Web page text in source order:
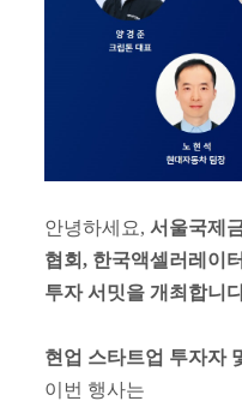
안녕하세요, 서울국제
협회 , 한국액셀러레이
투자 서밋을 개최합니
현업 스타트업 투자자
이번 행사는